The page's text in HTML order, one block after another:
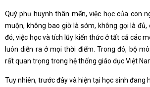
Quý phụ huynh thân mến, việc học của con
muộn, không bao giờ là sớm, không gọi là
đó, việc học và tích lũy kiến thức ở tất cả các
luôn diễn ra ở mọi thời điểm. Trong đó, bộ
rất quan trọng trong hệ thống giáo dục Việt
Tuy nhiên, trước đây và hiện tại học sinh đang